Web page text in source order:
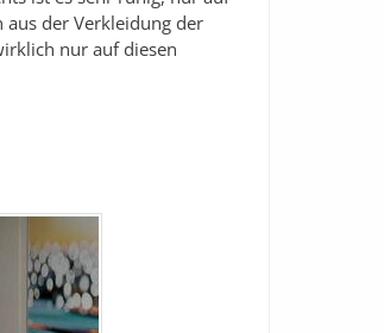
aus der Verkleidung der
nur auf diesen